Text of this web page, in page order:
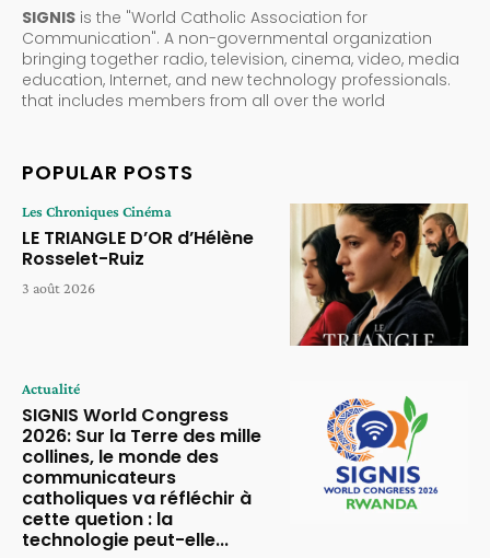
SIGNIS is the "World Catholic Association for
Communication". A non-governmental organization
bringing together radio, television, cinema, video, media
education, Internet, and new technology professionals.
that includes members from all over the world
POPULAR POSTS
Les Chroniques Cinéma
LE TRIANGLE D’OR d’Hélène
Rosselet-Ruiz
3 août 2026
Actualité
SIGNIS World Congress
2026: Sur la Terre des mille
collines, le monde des
communicateurs
catholiques va réfléchir à
cette quetion : la
technologie peut-elle...